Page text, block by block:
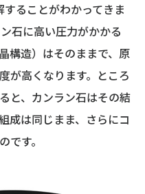
ることがわかってきま
石に高い圧力がかかる
構造）はそのままで、原
が高くなります。ところ
と、カンラン石はその結
成は同じまま、さらにコ
です。